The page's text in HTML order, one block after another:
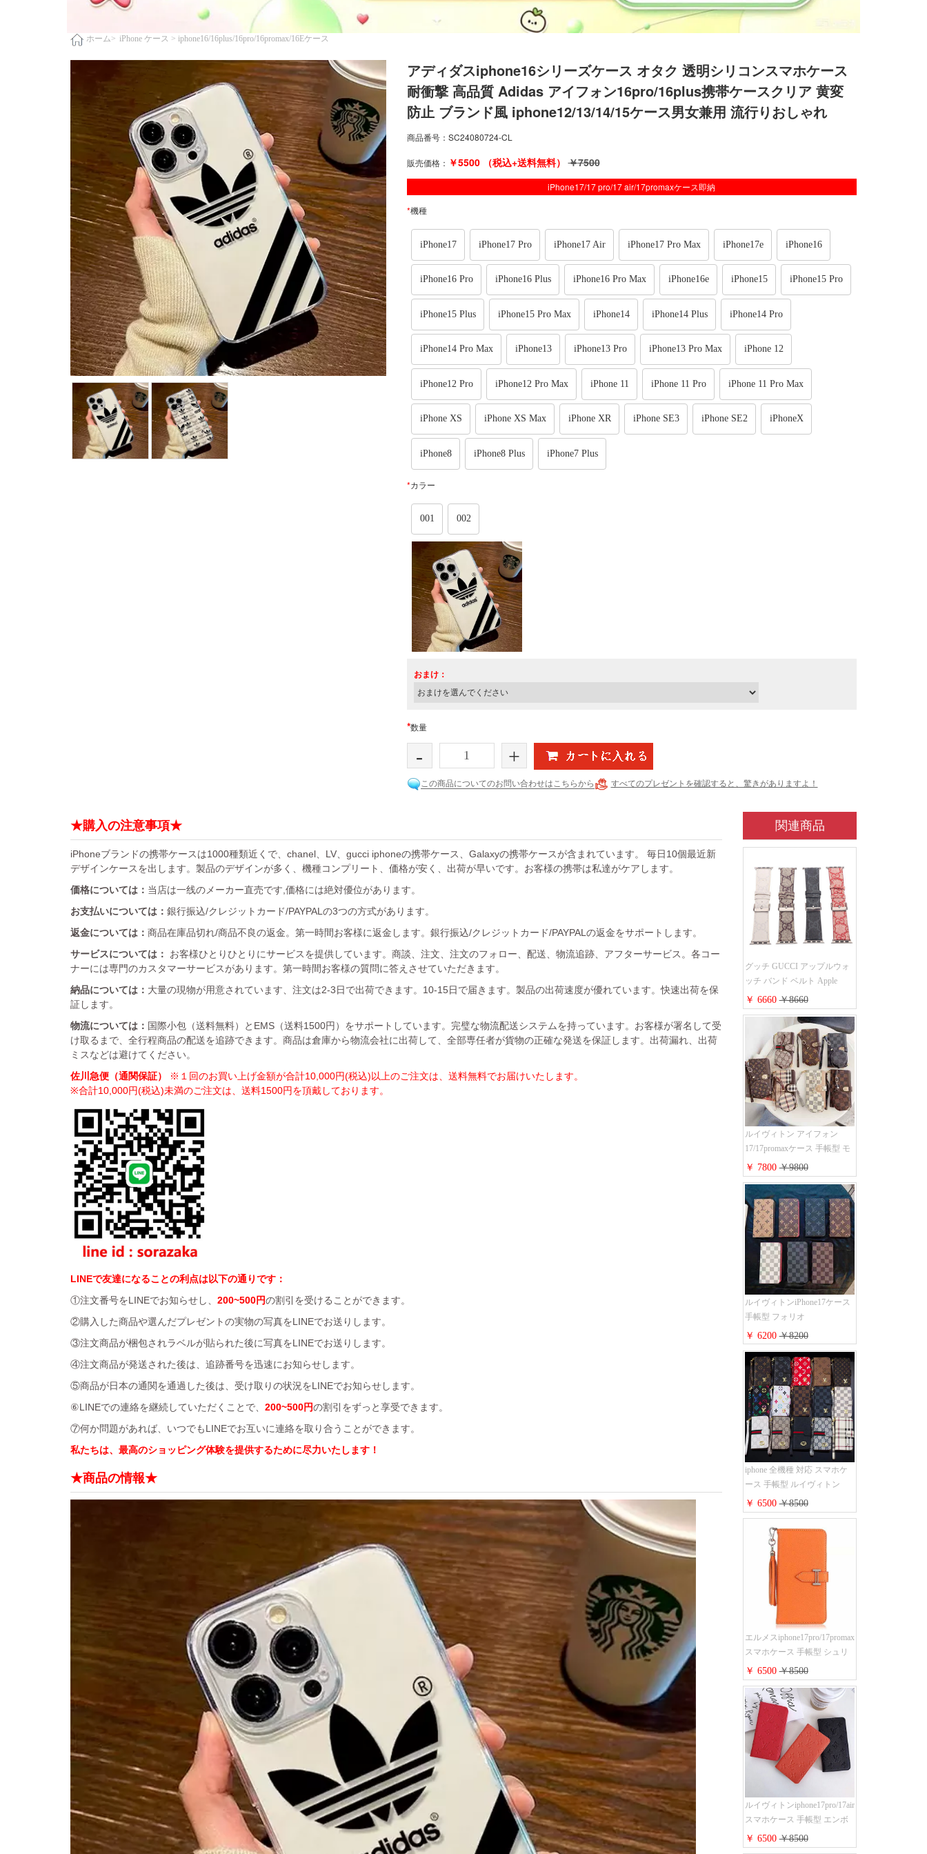
ホーム> iPhone ケース > iphone16/16plus/16pro/16promax/16Eケース
アディダスiphone16シリーズケース オタク 透明シリコンスマホケース
耐衝撃 高品質 Adidas アイフォン16pro/16plus携帯ケースクリア 黄変
防止 ブランド風 iphone12/13/14/15ケース男女兼用 流行りおしゃれ
商品番号： SC24080724-CL
販売価格： ￥5500（税込+送料無料）￥7500
iPhone17/17 pro/17 air/17promaxケース即納
*機種
iPhone17 iPhone17 Pro iPhone17 Air iPhone17 Pro Max iPhone17e iPhone16
iPhone16 Pro iPhone16 Plus iPhone16 Pro Max iPhone16e iPhone15 iPhone15 Pro
iPhone15 Plus iPhone15 Pro Max iPhone14 iPhone14 Plus iPhone14 Pro
iPhone14 Pro Max iPhone13 iPhone13 Pro iPhone13 Pro Max iPhone 12
iPhone12 Pro iPhone12 Pro Max iPhone 11 iPhone 11 Pro iPhone 11 Pro Max
iPhone XS iPhone XS Max iPhone XR iPhone SE3 iPhone SE2 iPhoneX
iPhone8 iPhone8 Plus iPhone7 Plus
*カラー
001 002
おまけ：
*数量
- +
この商品についてのお問い合わせはこちらから すべてのプレゼントを確認すると、驚きがありますよ！
★購入の注意事項★
iPhoneブランドの携帯ケースは1000種類近くで、chanel、LV、gucci iphoneの携帯ケース、Galaxyの携帯ケースが含まれています。 毎日10個最近新
デザインケースを出します。製品のデザインが多く、機種コンプリート、価格が安く、出荷が早いです。お客様の携帯は私達がケアします。
価格については： 当店は一线のメーカー直売です,価格には絶対優位があります。
お支払いについては： 銀行振込/クレジットカード/PAYPALの3つの方式があります。
返金については： 商品在庫品切れ/商品不良の返金。第一時間お客様に返金します。銀行振込/クレジットカード/PAYPALの返金をサポートします。
サービスについては：
お客様ひとりひとりにサービスを提供しています。商談、注文、注文のフォロー、配送、物流追跡、アフターサービス。各コー
ナーには専門のカスタマーサービスがあります。第一時間お客様の質問に答えさせていただきます。
納品については： 大量の現物が用意されています、注文は2-3日で出荷できます。10-15日で届きます。製品の出荷速度が優れています。快速出荷を保
証します。
物流については： 国際小包（送料無料）とEMS（送料1500円）をサポートしています。完璧な物流配送システムを持っています。お客様が署名して受
け取るまで、全行程商品の配送を追跡できます。商品は倉庫から物流会社に出荷して、全部専任者が貨物の正確な発送を保証します。出荷漏れ、出荷
ミスなどは避けてください。
佐川急便（通関保証）
※１回のお買い上げ金額が合計10,000円(税込)以上のご注文は、送料無料でお届けいたします。
※合計10,000円(税込)未満のご注文は、送料1500円を頂戴しております。
LINEで友達になることの利点は以下の通りです：
①注文番号をLINEでお知らせし、 200~500円の割引を受けることができます。
②購入した商品や選んだプレゼントの実物の写真をLINEでお送りします。
③注文商品が梱包されラベルが貼られた後に写真をLINEでお送りします。
④注文商品が発送された後は、追跡番号を迅速にお知らせします。
⑤商品が日本の通関を通過した後は、受け取りの状況をLINEでお知らせします。
⑥LINEでの連絡を継続していただくことで、 200~500円の割引をずっと享受できます。
⑦何か問題があれば、いつでもLINEでお互いに連絡を取り合うことができます。
私たちは、最高のショッピング体験を提供するために尽力いたします！
★商品の情報★
関連商品
グッチ GUCCI アップルウォ
ッチ バンド ベルト Apple
Watch ベルト交換 レザーベル
ト レザーバンド ウォッチバ
ンド 38mm 40mm 42mm 44mm
人気新作
￥ 6660￥8660
ルイヴィトン アイフォン
17/17promaxケース 手帳型 モ
ノグラム 定番柄 airpods 4/3/2
proケース 2点セット激安 グ
ッチiphone16pro/16/15ケース
手帳型 財布カード入り 多機
能 ハイ ブランド Galaxy
S25/S24/S23手帳カバー おす
すめ
￥ 7800￥9800
ルイヴィトンiPhone17ケース
手帳型 フォリオ
iPhone17pro/17promaxケース
ダミエ モノグラム レザー 磁
石内蔵 LV アイフォン
16/16plus手帳ケース 超薄 ビ
ジネス風 メンズ レディース
おしゃれ ブランド
iphone15/14/13手帳型スマホケ
ース お 揃い
￥ 6200￥8200
iphone 全機種 対応 スマホケ
ース 手帳型 ルイヴィトン
iPhone17pro/17air/17e手帳型ケ
ース 安心する 買う モノグラ
ム シュリンクレザーLV アイ
フォン16/16promaxスマホケー
ス 手帳 多機能 グッチ
iphone15pro/14/13携帯ケース
大人 レディース メンズ スト
ラップ付き
￥ 6500￥8500
エルメスiphone17pro/17promax
スマホケース 手帳型 シュリ
ンクレザー タッセル ストラ
ップ 付き Hermes
iphone16pro/16ケース 財布型
スタンド機能 携帯カバー ハ
イ ブランド アイフォーン
15/14/13ケース 手帳 レディー
ス 人気
￥ 6500￥8500
ルイヴィトンiphone17pro/17air
スマホケース 手帳型 エンボ
スレザー 本革 モノグラム LV
アイフォン 16pro/16promaxケ
￥ 6500￥8500